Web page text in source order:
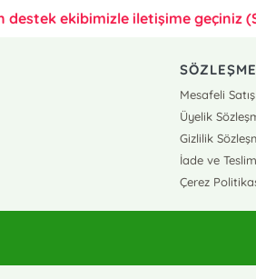
destek ekibimizle iletişime geçiniz
Mesafeli
Üyelik
Gizlilik
İade ve
Çerez